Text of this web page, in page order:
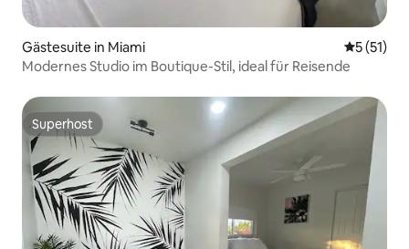
Gästesuite in Miami
5 (51)
Modernes Studio im Boutique-Stil, ideal für Reisende
Superhost
Superhost